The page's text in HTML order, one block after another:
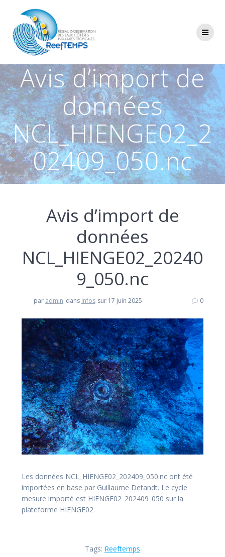
Avis d’import de
données
NCL_HIENGE02_2
02409_050.nc
Avis d’import de
données
NCL_HIENGE02_20240
9_050.nc
par admin dans Infos sur 17 juin 2025 0
Les données NCL_HIENGE02_202409_050.nc ont été
importées en base par Guillaume Detandt. Le cycle
mesure importé est HIENGE02_202409_050 sur la
plateforme HIENGE02
Tags: Reeftemps